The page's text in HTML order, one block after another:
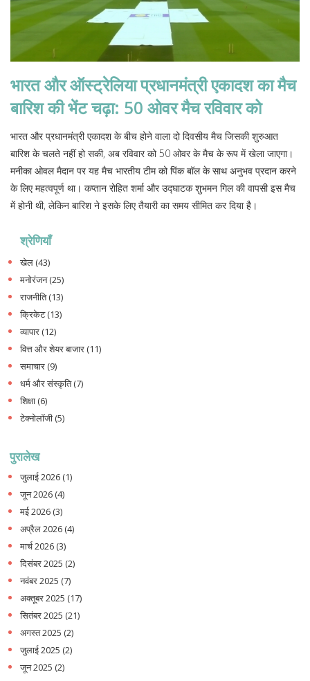
भारत और ऑस्ट्रेलिया प्रधानमंत्री एकादश का मैच
बारिश की भेंट चढ़ा: 50 ओवर मैच रविवार को
भारत और प्रधानमंत्री एकादश के बीच होने वाला दो दिवसीय मैच जिसकी शुरुआत
बारिश के चलते नहीं हो सकी, अब रविवार को 50 ओवर के मैच के रूप में खेला जाएगा।
मनीका ओवल मैदान पर यह मैच भारतीय टीम को पिंक बॉल के साथ अनुभव प्रदान करने
के लिए महत्वपूर्ण था। कप्तान रोहित शर्मा और उद्घाटक शुभमन गिल की वापसी इस मैच
में होनी थी, लेकिन बारिश ने इसके लिए तैयारी का समय सीमित कर दिया है।
श्रेणियाँ
खेल (43)
मनोरंजन(25)
राजनीति(13)
क्रिकेट(13)
व्यापार (12)
वित्त और शेयर बाजार (11)
समाचार (9)
धर्म और संस्कृति(7)
शिक्षा (6)
टेक्नोलॉजी (5)
पुरालेख
जुलाई 2026 (1)
जून 2026 (4)
मई 2026 (3)
अप्रैल 2026 (4)
मार्च 2026 (3)
दिसंबर 2025 (2)
नवंबर 2025 (7)
अक्तूबर 2025 (17)
सितंबर 2025 (21)
अगस्त 2025 (2)
जुलाई 2025 (2)
जून 2025 (2)